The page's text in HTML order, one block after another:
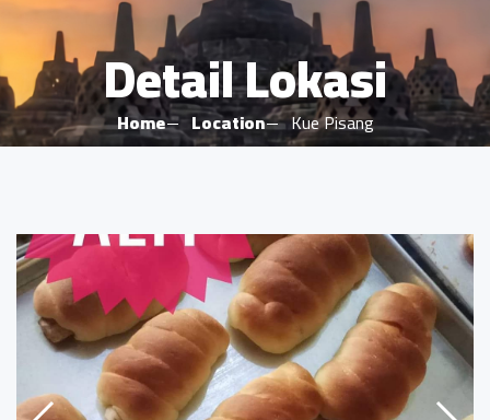
Detail Lokasi
Home Location Kue Pisang